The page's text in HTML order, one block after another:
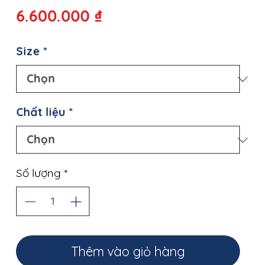
6.600.000 ₫Giá
Size *
Chất liệu *
Số lượng *
Thêm vào giỏ hàng